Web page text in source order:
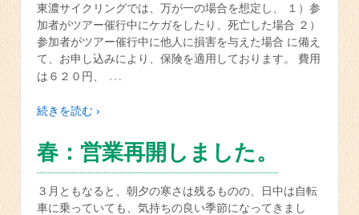
東濃サイクリングでは、万が一の場合を想定し、 １）参
加者がツアー催行中にケガをしたり、死亡した場合 ２）
参加者がツアー催行中に他人に損害を与えた場合 に備え
て、お申し込みにより、保険を適用しております。 費用
は６２０円、
…
続きを読む ›
春：営業再開しました。
３月ともなると、朝夕の寒さは残るものの、日中は自転
車に乗っていても、気持ちの良い季節になってきまし